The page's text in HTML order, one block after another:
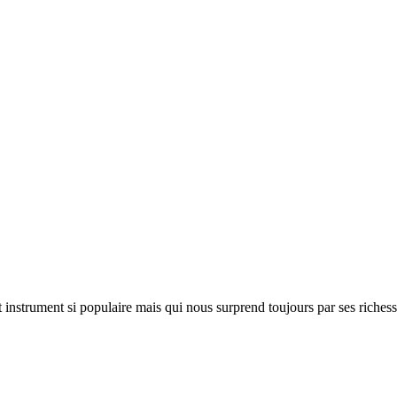
si populaire mais qui nous surprend toujours par ses